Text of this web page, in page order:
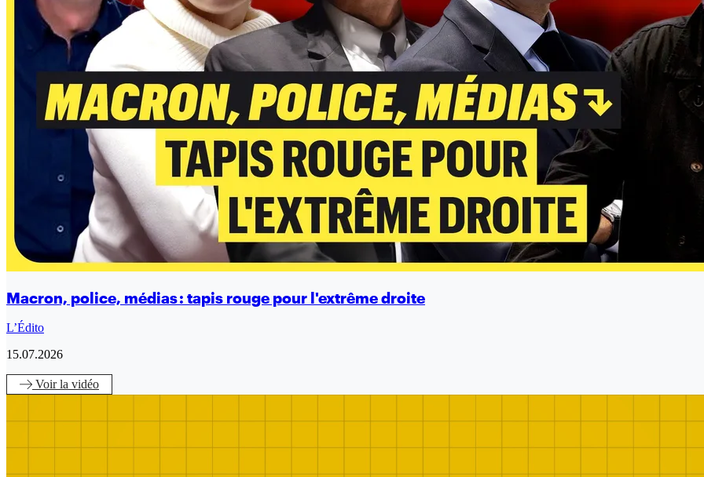
Macron, police, médias : tapis rouge pour l'extrême droite
L’Édito
15.07.2026
Voirla vidéo